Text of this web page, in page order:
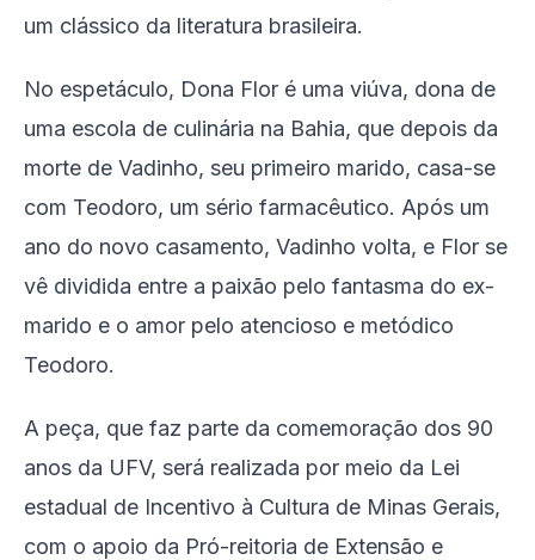
um clássico da literatura brasileira.
No espetáculo, Dona Flor é uma viúva, dona de
uma escola de culinária na Bahia, que depois da
morte de Vadinho, seu primeiro marido, casa-se
com Teodoro, um sério farmacêutico. Após um
ano do novo casamento, Vadinho volta, e Flor se
vê dividida entre a paixão pelo fantasma do ex-
marido e o amor pelo atencioso e metódico
Teodoro.
A peça, que faz parte da comemoração dos 90
anos da UFV, será realizada por meio da Lei
estadual de Incentivo à Cultura de Minas Gerais,
com o apoio da Pró-reitoria de Extensão e